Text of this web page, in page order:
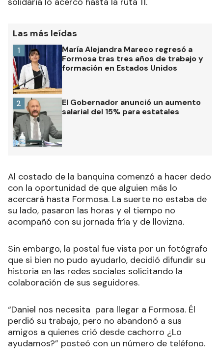
Las más leídas
María Alejandra Mareco regresó a
Formosa tras tres años de trabajo y
formación en Estados Unidos
1
El Gobernador anunció un aumento
salarial del 15% para estatales
2
Al costado de la banquina comenzó a hacer dedo
con la oportunidad de que alguien más lo
acercará hasta Formosa. La suerte no estaba de
su lado, pasaron las horas y el tiempo no
acompañó con su jornada fría y de llovizna.
Sin embargo, la postal fue vista por un fotógrafo
que si bien no pudo ayudarlo, decidió difundir su
historia en las redes sociales solicitando la
colaboración de sus seguidores.
“Daniel nos necesita para llegar a Formosa. Él
perdió su trabajo, pero no abandonó a sus
amigos a quienes crió desde cachorro ¿Lo
ayudamos?” posteó con un número de teléfono.